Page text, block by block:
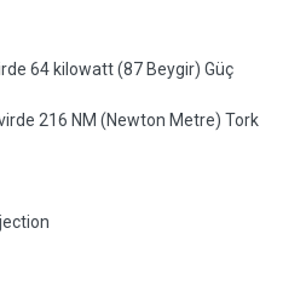
64 kilowatt (87 Beygir) Güç
216 NM (Newton Metre) Tork